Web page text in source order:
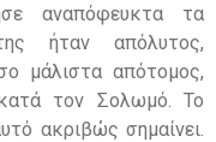
αναπόφευκτα τα
ήταν απόλυτος,
μάλιστα απότομος,
τον Σολωμό. Το
ακριβώς σημαίνει.